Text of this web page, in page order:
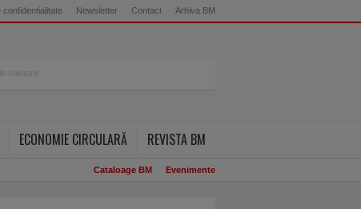
confidentialitate Newsletter Contact Arhiva BM
ECONOMIE CIRCULARĂ REVISTA BM
Cataloage BM Evenimente